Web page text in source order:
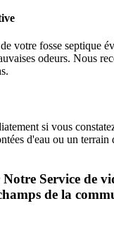
votre fosse septique
odeurs. Nous
si vous
d'eau ou un terrain
Service de
de la